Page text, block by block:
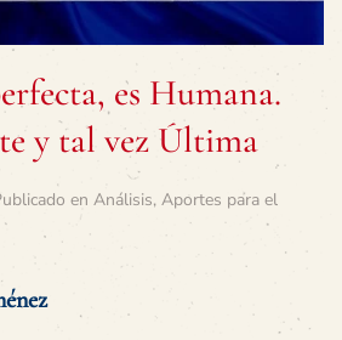
es Humana.
y tal vez Última
en Análisis, Aportes para el